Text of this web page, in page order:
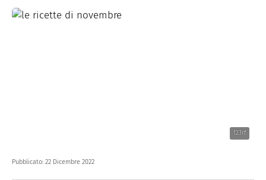
123rf
Pubblicato: 22 Dicembre 2022